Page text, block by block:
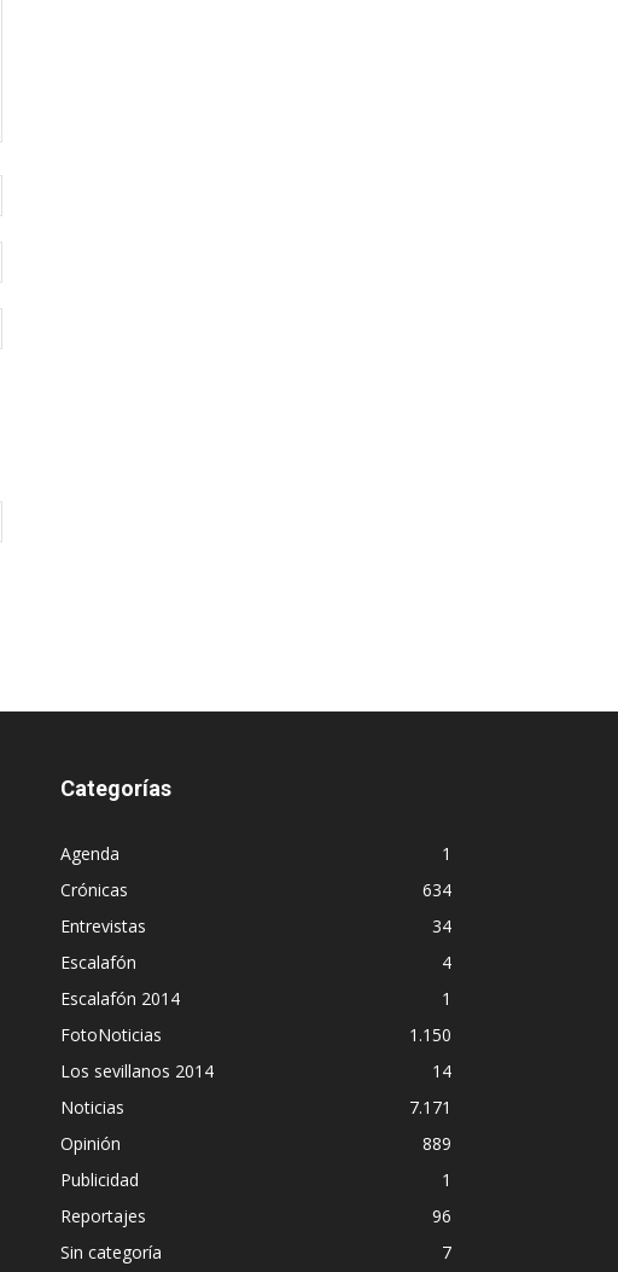
Categorías
Agenda
1
Crónicas
634
Entrevistas
34
Escalafón
4
Escalafón 2014
1
FotoNoticias
1.150
Los sevillanos 2014
14
Noticias
7.171
Opinión
889
Publicidad
1
Reportajes
96
Sin categoría
7